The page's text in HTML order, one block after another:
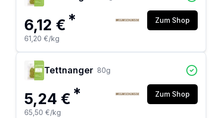
6,12 € *
61,20 €/kg
Zum Shop
Tettnanger 80g
5,24 € *
65,50 €/kg
Zum Shop